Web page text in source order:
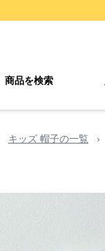
商品を検索
キッズ 帽子の一覧 ›